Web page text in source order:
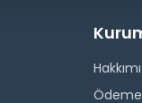
Ödeme